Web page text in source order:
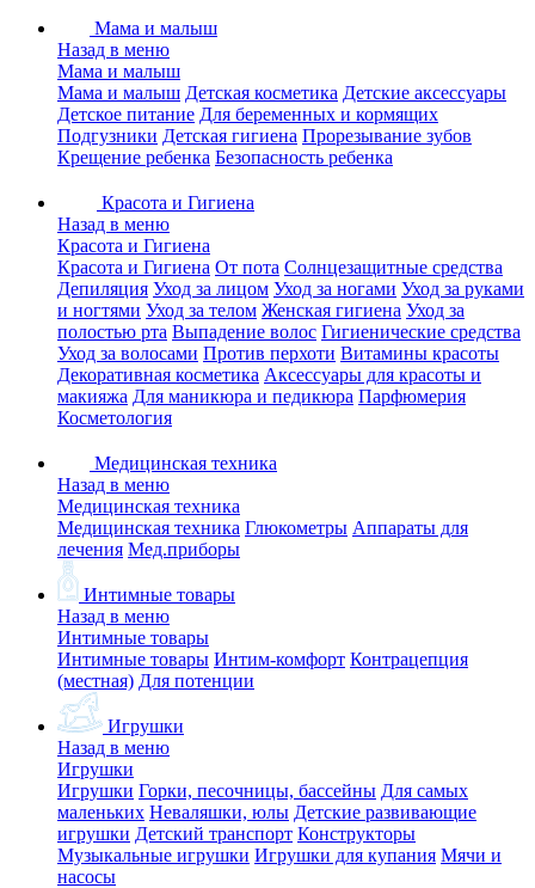
Мама и малыш
Назад в меню
Мама и малыш
Мама и малыш Детская косметика Детские аксессуары
Детское питание Для беременных и кормящих
Подгузники Детская гигиена Прорезывание зубов
Крещение ребенка Безопасность ребенка
Красота и Гигиена
Назад в меню
Красота и Гигиена
Красота и Гигиена От пота Солнцезащитные средства
Депиляция Уход за лицом Уход за ногами Уход за руками
и ногтями Уход за телом Женская гигиена Уход за
полостью рта Выпадение волос Гигиенические средства
Уход за волосами Против перхоти Витамины красоты
Декоративная косметика Аксессуары для красоты и
макияжа Для маникюра и педикюра Парфюмерия
Косметология
Медицинская техника
Назад в меню
Медицинская техника
Медицинская техника Глюкометры Аппараты для
лечения Мед.приборы
Интимные товары
Назад в меню
Интимные товары
Интимные товары Интим-комфорт Контрацепция
(местная) Для потенции
Игрушки
Назад в меню
Игрушки
Игрушки Горки, песочницы, бассейны Для самых
маленьких Неваляшки, юлы Детские развивающие
игрушки Детский транспорт Конструкторы
Музыкальные игрушки Игрушки для купания Мячи и
насосы